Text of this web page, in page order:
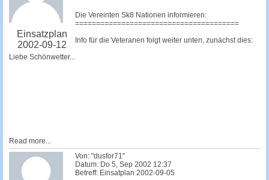
Einsatzplan
2002-09-12
Die Vereinten Sk8 Nationen informieren:
=======================================
Info für die Veteranen folgt weiter unten, zunächst dies:
Liebe Schönwetter...
Read more...
Von: "dusfor71"
Datum: Do 5, Sep 2002 12:37
Betreff: Einsatplan 2002-09-05